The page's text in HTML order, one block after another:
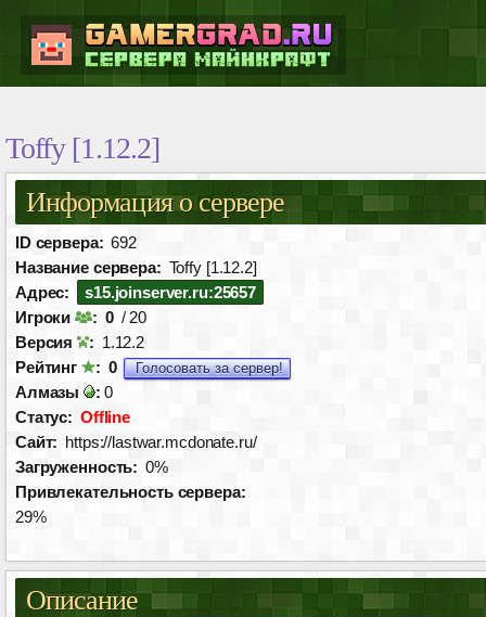
Toffy [1.12.2]
Информация о сервере
ID сервера: 692
Название сервера: Toffy [1.12.2]
Адрес:
s15.joinserver.ru:25657
Игроки
: 0 / 20
Версия
: 1.12.2
Рейтинг
: 0 Голосовать за сервер!
Алмазы : 0
Статус: Offline
Сайт: https://lastwar.mcdonate.ru/
Загруженность: 0%
Привлекательность сервера:
29%
Описание